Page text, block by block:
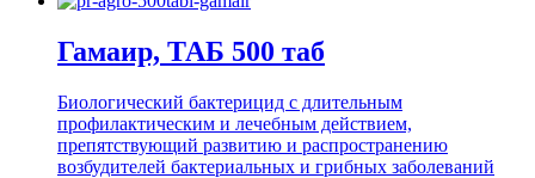
Гамаир, ТАБ 500 таб
Биологический бактерицид с длительным
профилактическим и лечебным действием,
препятствующий развитию и распространению
возбудителей бактериальных и грибных заболеваний